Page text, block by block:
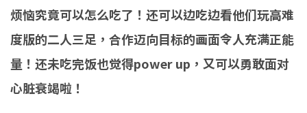
烦恼究竟可以怎么吃了！还可以边吃边看他们玩高难
度版的二人三足，合作迈向目标的画面令人充满正能
量！还未吃完饭也觉得power up，又可以勇敢面对
心脏衰竭啦！